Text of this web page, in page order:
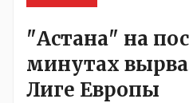
"Астана" на
минутах
Лиге Европы